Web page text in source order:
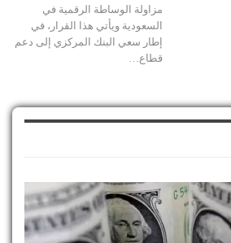
مزاولة الوساطة الرقمية في
السعودية ويأتي هذا القرار، في
إطار سعي البنك المركزي إلى دعم
قطاع…